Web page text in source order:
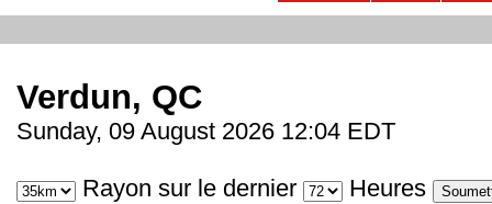
Verdun, QC
Sunday, 09 August 2026 12:04 EDT
Rayon sur le dernier Heures